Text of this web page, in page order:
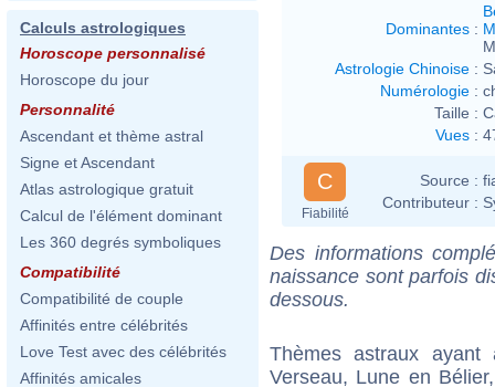
Calculs astrologiques
Horoscope personnalisé
Horoscope du jour
Personnalité
Ascendant et thème astral
Signe et Ascendant
Atlas astrologique gratuit
Calcul de l'élément dominant
Les 360 degrés symboliques
Compatibilité
Compatibilité de couple
Affinités entre célébrités
Love Test avec des célébrités
Affinités amicales
Dominantes :
Astrologie Chinoise :
Numérologie :
Taille :
Vues :
C
Fiabilité
Source :
Contributeur :
Des informations
naissance sont parfois
dessous.
Thèmes astraux
Verseau, Lune en